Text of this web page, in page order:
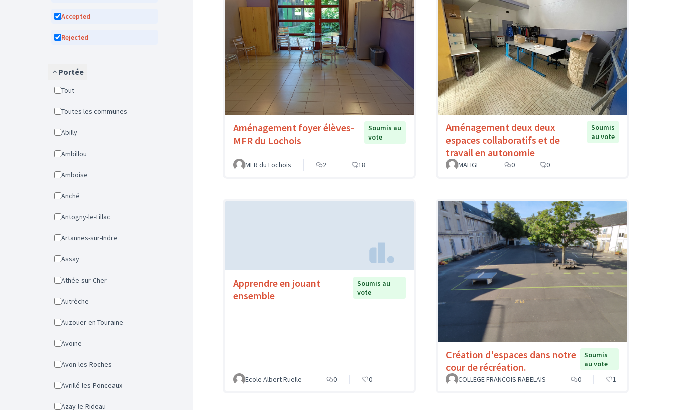
Accepted
Rejected
Portée
Tout
Toutes les communes
Abilly
Ambillou
Amboise
Anché
Antogny-le-Tillac
Artannes-sur-Indre
Assay
Athée-sur-Cher
Autrèche
Auzouer-en-Touraine
Avoine
Avon-les-Roches
Avrillé-les-Ponceaux
Azay-le-Rideau
Aménagement foyer élèves-
MFR du Lochois
Soumis au
vote
MFR du Lochois 2 18
Aménagement deux deux
espaces collaboratifs et de
travail en autonomie
Soumis
au vote
MALIGE 0 0
Apprendre en jouant
ensemble
Soumis au
vote
Ecole Albert Ruelle 0 0
Création d'espaces dans notre
cour de récréation.
Soumis
au vote
COLLEGE FRANCOIS RABELAIS
0 1